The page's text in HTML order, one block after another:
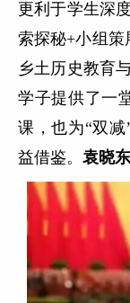
更利于学生深
索探秘+小组策
乡土历史教育
学子提供了一
课，也为“双
益借鉴。袁晓东